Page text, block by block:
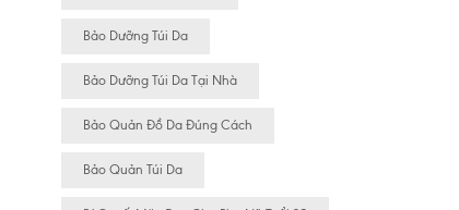
Bảo Dưỡng Túi Da
Bảo Dưỡng Túi Da Tại Nhà
Bảo Quản Đồ Da Đúng Cách
Bảo Quản Túi Da